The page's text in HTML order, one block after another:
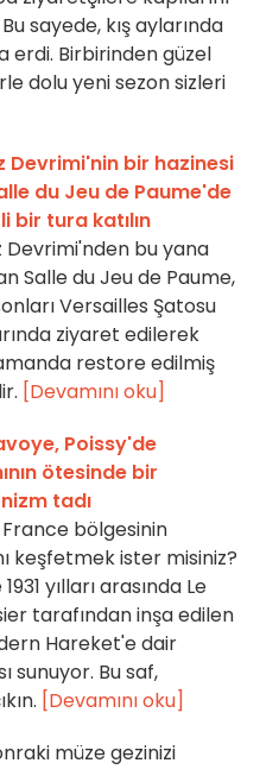
sayede, kış aylarında
erdi. Birbirinden güzel
dolu yeni sezon sizleri
Devrimi'nin bir hazinesi
du Jeu de Paume'de
bir tura katılın
Devrimi'nden bu yana
Salle du Jeu de Paume,
Versailles Şatosu
ziyaret edilerek
restore edilmiş
[Devamını oku]
Poissy'de
ötesinde bir
tadı
bölgesinin
keşfetmek ister misiniz?
yılları arasında Le
tarafından inşa edilen
Hareket'e dair
sunuyor. Bu saf,
[Devamını oku]
müze gezinizi